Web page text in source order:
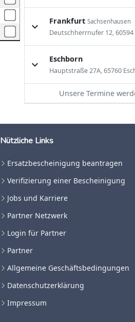
expand_more Frankfurt Sachsenhausen
Deutschherrnufer 12,
expand_more Eschborn
Hauptstraße 27A, 65760
Unsere Termine
Nützliche Links
Ersatzbescheinigung beantragen
Verifizierung einer Bescheinigung
Jobs und Karriere
Partner Netzwerk
Login für Partner
Partner
Allgemeine Geschäftsbedingungen
Datenschutzerklärung
Impressum